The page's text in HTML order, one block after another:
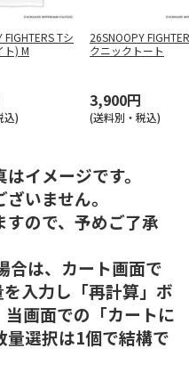
FIGHTERS Tシ
ト) M
込)
26SNOOPY
クニックトート
3,900円
(送料別・税込)
イメージです。
いません。
ので、予めご了承
は、カート画面で
を入力し「再計算」ボ
画面での「カートに
量選択は1個で結構で